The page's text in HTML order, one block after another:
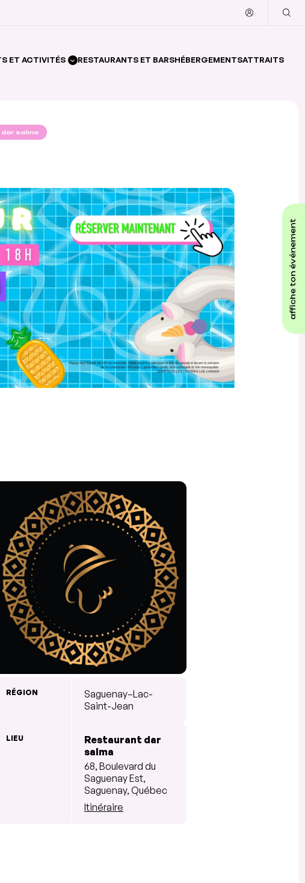
ET ACTIVITÉS RESTAURANTS ET BARSHÉBERGEMENTSATTRAITS
affiche ton événement
salma
RÉGION
Saguenay–Lac-
Saint-Jean
LIEU
Restaurant dar
salma
68, Boulevard du
Saguenay Est,
Saguenay, Québec
Itinéraire